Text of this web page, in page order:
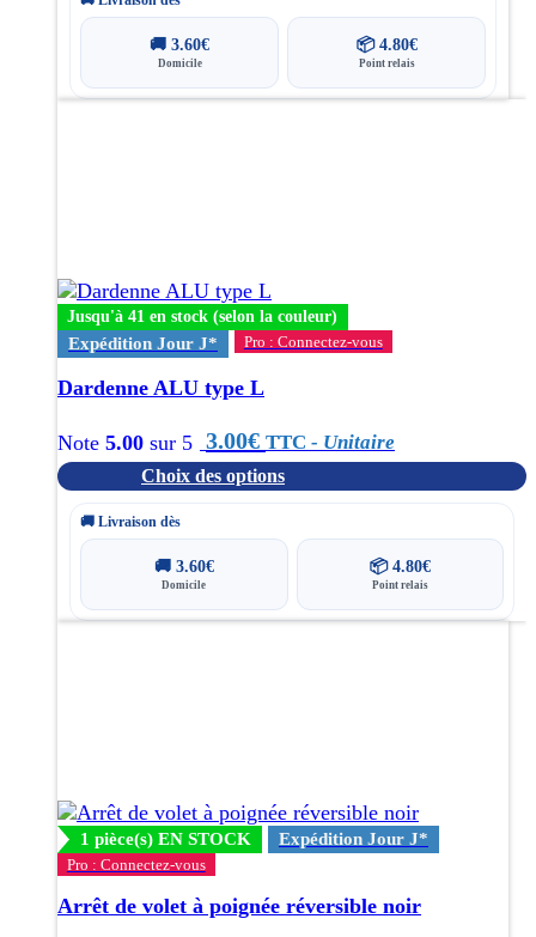
🚚3.60€
Domicile
📦 4.80€
Point relais
Jusqu'à 41 en stock (selon la couleur)
Expédition Jour J* Pro : Connectez-vous
Dardenne ALU type L
Note 5.00 sur 5 3.00€ TTC - Unitaire
Choix des options
peuvent
être
choisies
sur
la
du
produit
🚚 Livraison dès
🚚 3.60€
Domicile
📦 4.80€
Point relais
1 pièce(s) EN STOCK Expédition Jour J*
Pro : Connectez-vous
Arrêt de volet à poignée réversible noir